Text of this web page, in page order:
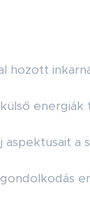
hozott
aspektusait a